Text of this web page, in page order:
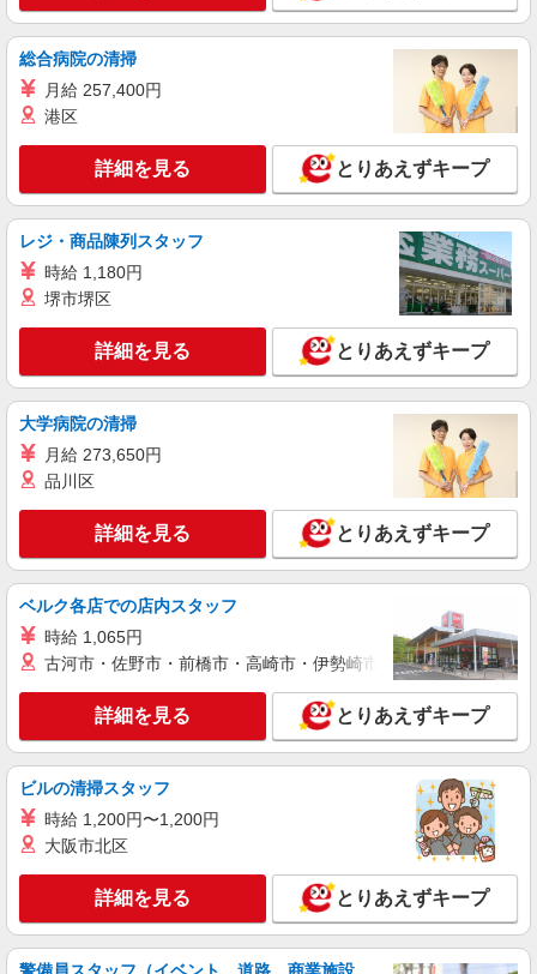
総合病院の清掃
月給 257,400円
港区
詳細を見る とりあえずキープ
レジ・商品陳列スタッフ
時給 1,180円
堺市堺区
詳細を見る とりあえずキープ
大学病院の清掃
月給 273,650円
品川区
詳細を見る とりあえずキープ
ベルク各店での店内スタッフ
時給 1,065円
古河市・佐野市・前橋市・高崎市・伊勢崎市・太田市・館林市
詳細を見る とりあえずキープ
ビルの清掃スタッフ
時給 1,200円〜1,200円
大阪市北区
詳細を見る とりあえずキープ